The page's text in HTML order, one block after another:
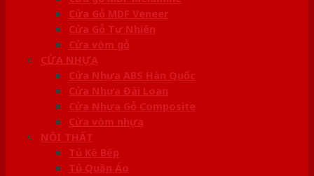
Cửa Gỗ MDF Veneer
Cửa Gỗ Tự Nhiên
Cửa vòm gỗ
CỬA NHỰA
Cửa Nhựa ABS Hàn Quốc
Cửa Nhựa Đài Loan
Cửa Nhựa Gỗ Composite
Cửa vòm nhựa
NỘI THẤT
Tủ Kệ Bếp
Tủ Quần Áo